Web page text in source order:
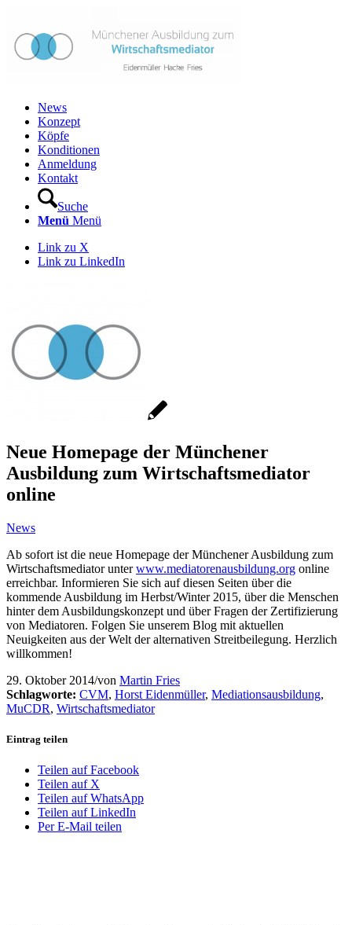
News
Konzept
Köpfe
Konditionen
Anmeldung
Kontakt
Suche
Menü Menü
Link zu X
Link zu LinkedIn
Neue Homepage der Münchener
Ausbildung zum Wirtschaftsmediator
online
News
Ab sofort ist die neue Homepage der Münchener Ausbildung zum
Wirtschaftsmediator unterwww.mediatorenausbildung.org online
erreichbar. Informieren Sie sich auf diesen Seiten über die
kommende Ausbildung im Herbst/Winter 2015, über die Menschen
hinter dem Ausbildungskonzept und über Fragen der Zertifizierung
von Mediatoren. Folgen Sie unserem Blog mit aktuellen
Neuigkeiten aus der Welt der alternativen Streitbeilegung. Herzlich
willkommen!
29. Oktober 2014/von Martin Fries
Schlagworte: CVM, Horst Eidenmüller, Mediationsausbildung,
MuCDR, Wirtschaftsmediator
Eintrag teilen
Teilen auf Facebook
Teilen auf X
Teilen auf WhatsApp
Teilen auf LinkedIn
Per E-Mail teilen